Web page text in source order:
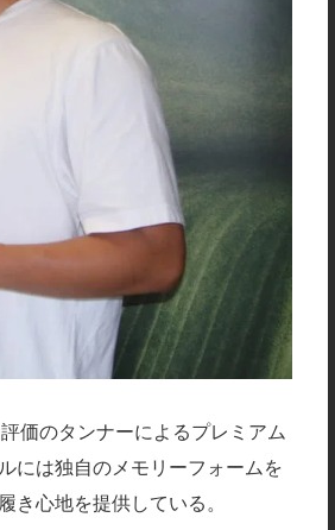
価のタンナーによるプレミアム
には独自のメモリーフォームを
き心地を提供している。